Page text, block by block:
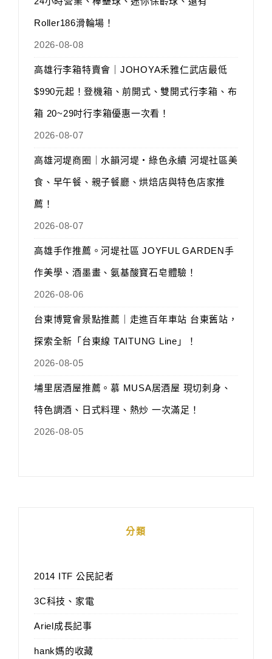
Roller186滑輪場！
2026-08-08
高雄行李箱特賣會｜JOHOYA禾雅仁武店最低
$990元起！登機箱、前開式、雙開式行李箱、布
箱 20~29吋行李箱優惠一次看！
2026-08-07
高雄河堤商圈｜水韻河堤‧綠色永續 河堤社區美
食、早午餐、親子餐廳、烘焙店與特色店家推
薦！
2026-08-07
高雄手作推薦。河堤社區 JOYFUL GARDEN手
作美學、酒墨畫、氨基酸寶石皂體驗！
2026-08-06
台東博覽會景點推薦｜走進百年車站 台東舊站，
探索全新「台東線 TAITUNG Line」！
2026-08-05
埔里居酒屋推薦。慕 MUSA居酒屋 現切刺身、
特色調酒、日式料理、熱炒 一次滿足！
2026-08-05
分類
2014 ITF 公民記者
3C科技、家電
Ariel成長記事
hank媽的收藏